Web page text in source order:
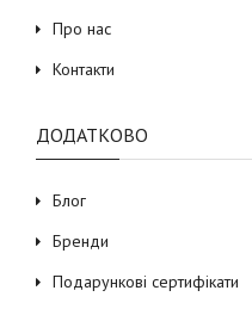
Про нас
Контакти
ДОДАТКОВО
Блог
Бренди
Подарункові сертифікати